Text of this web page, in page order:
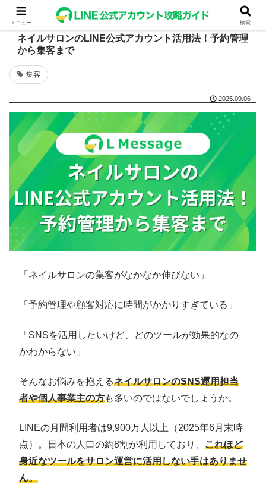
ネイルサロンのLINE公式アカウント活用法！予約管理
から集客まで
集客
2025.09.06
「ネイルサロンの集客がなかなか伸びない」
「予約管理や顧客対応に時間がかかりすぎている」
「SNSを活用したいけど、どのツールが効果的なの
かわからない」
そんなお悩みを抱えるネイルサロンのSNS運用担当
者や個人事業主の方も多いのではないでしょうか。
LINEの月間利用者は9,900万人以上（2025年6月末時
点）。日本の人口の約8割が利用しており、 これほど
身近なツールをサロン運営に活用しない手はありませ
ん。
メニュー 検索